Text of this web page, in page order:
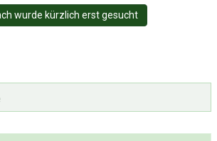
wurde kürzlich erst gesucht